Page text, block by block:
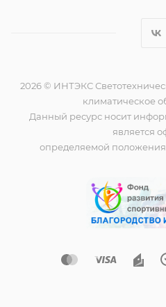
2026 © ИНТЭКС
климатическое
Данный ресурс носит
является
определяемой